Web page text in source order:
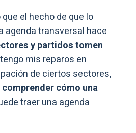
el hecho de que lo
agenda transversal hace
y partidos tomen
mis reparos en
de ciertos sectores,
comprender cómo una
traer una agenda